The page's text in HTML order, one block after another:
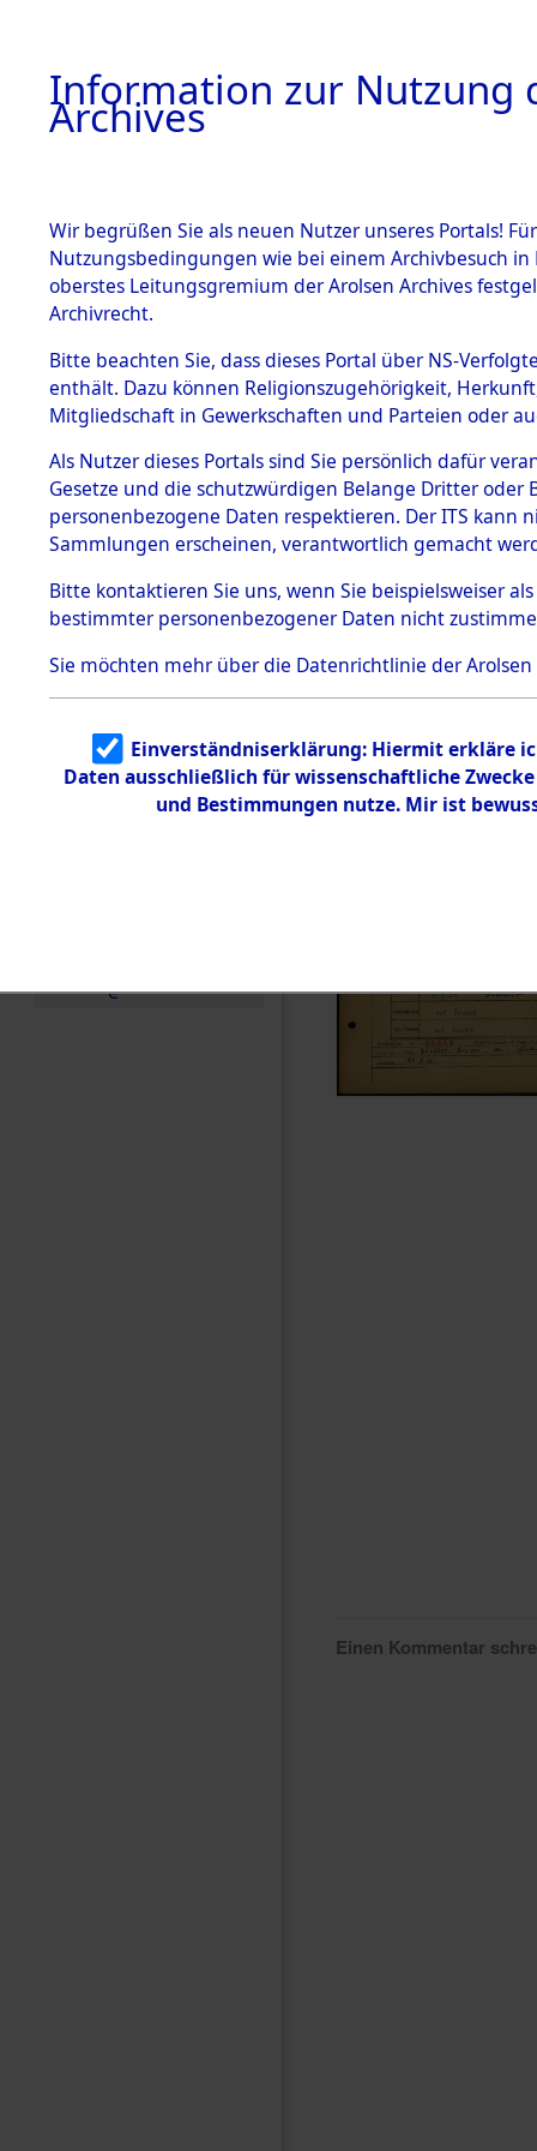
BESTÄNDE
1.
mente
5. Verschiedenes
5.3
Todesmärsche
5.3.1 Alliierte
Erhebungen
zu
Todesmärsch
en
5.3.2
Identifizierun
g
5.3.3
Todesmärsch
e
Dead -
Branch -
0068
Einen Kommentar
Information zur Nutzung
Archives
Wir begrüßen Sie als neuen Nutzer unseres Portals!
Nutzungsbedingungen wie bei einem Archivbesuch
oberstes Leitungsgremium der Arolsen Archives
Archivrecht.
Bitte beachten Sie, dass dieses Portal über NS-
enthält. Dazu können Religionszugehörigkeit,
Mitgliedschaft in Gewerkschaften und Parteien oder
Als Nutzer dieses Portals sind Sie persönlich dafür
Gesetze und die schutzwürdigen Belange Dritter
personenbezogene Daten respektieren. Der ITS
Sammlungen erscheinen, verantwortlich gemacht
Bitte kontaktieren Sie uns, wenn Sie beispielsweiser
bestimmter personenbezogener Daten nicht
Sie möchten mehr über die Datenrichtlinie der Arolsen
Einverständniserklärung: Hiermit erkläre
Daten ausschließlich für wissenschaftliche
und Bestimmungen nutze. Mir ist